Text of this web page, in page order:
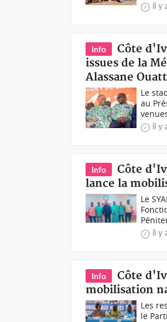
il y
Info
Côte
issues de la
Alassane
Le
au
il y
Info
Côte
lance la
Le
il y
Info
Côte
mobilisation
Les
le